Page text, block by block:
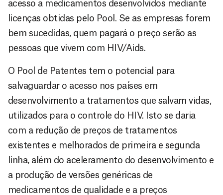
acesso a medicamentos desenvolvidos mediante
licenças obtidas pelo Pool. Se as empresas forem
bem sucedidas, quem pagará o preço serão as
pessoas que vivem com HIV/Aids.
O Pool de Patentes tem o potencial para
salvaguardar o acesso nos países em
desenvolvimento a tratamentos que salvam vidas,
utilizados para o controle do HIV. Isto se daria
com a redução de preços de tratamentos
existentes e melhorados de primeira e segunda
linha, além do aceleramento do desenvolvimento e
a produção de versões genéricas de
medicamentos de qualidade e a preços